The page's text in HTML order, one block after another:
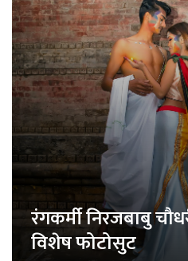
रंगकर्मी निरजबाबु
विशेष फोटोसुट